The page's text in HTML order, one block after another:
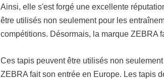
Ainsi, elle s'est forgé une excellente
être utilisés non seulement pour les
compétitions. Désormais, la marque ZEBRA
Ces tapis peuvent être utilisés non
ZEBRA fait son entrée en Europe. Les tapis